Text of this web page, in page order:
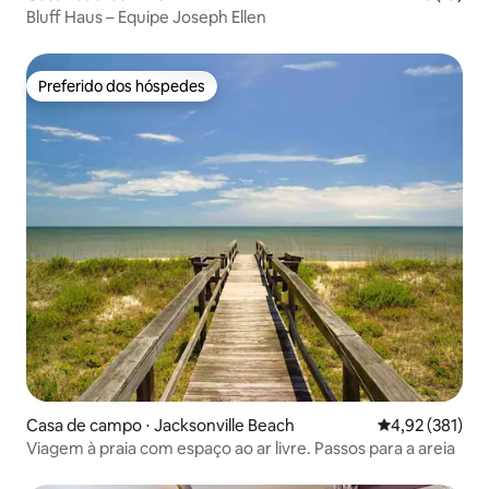
Bluff Haus – Equipe Joseph Ellen
Preferido dos hóspedes
Preferido dos hóspedes
Casa de campo ⋅ Jacksonville Beach 4,92 de uma
4,92 (381)
Viagem à praia com espaço ao ar livre. Passos para a areia